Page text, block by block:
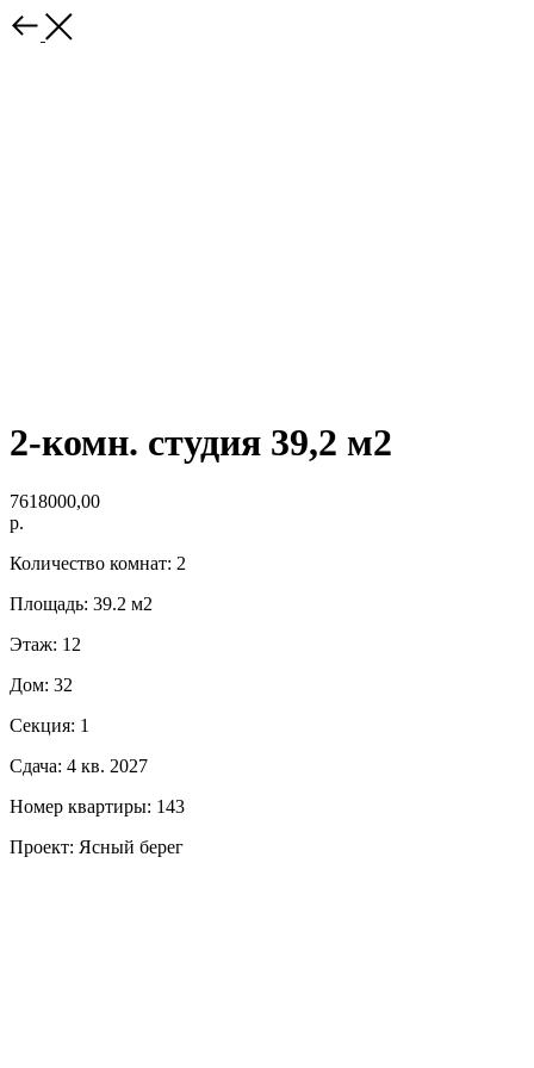
2-комн. студия 39,2 м2
7618000,00
р.
Количество комнат: 2
Площадь: 39.2 м2
Этаж: 12
Дом: 32
Секция: 1
Сдача: 4 кв. 2027
Номер квартиры: 143
Проект: Ясный берег